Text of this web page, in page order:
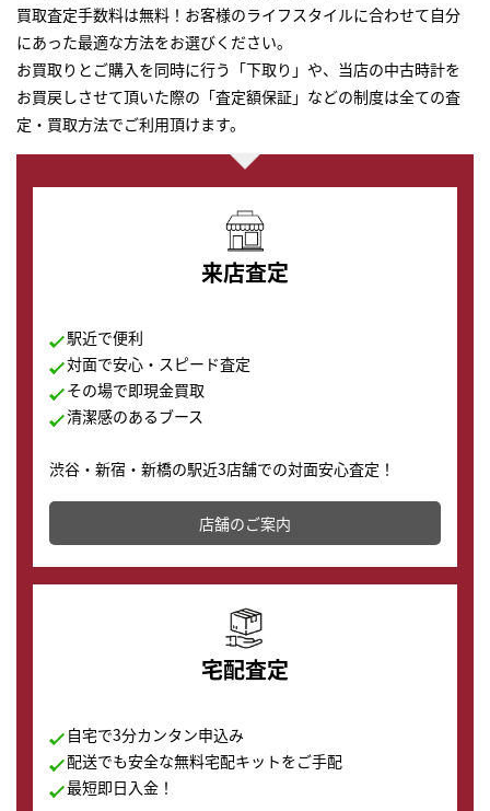
買取査定手数料は無料！お客様のライフスタイルに合わせて自分
にあった最適な方法をお選びください。
お買取りとご購入を同時に行う「下取り」や、当店の中古時計を
お買戻しさせて頂いた際の「査定額保証」などの制度は全ての査
定・買取方法でご利用頂けます。
来店査定
駅近で便利
対面で安心・スピード査定
その場で即現金買取
清潔感のあるブース
渋谷・新宿・新橋の駅近3店舗での対面安心査定！
その場で現金買取致します。渋谷本店では、時計販売の
店舗を併設しており、下取りに出してお得に新しい時計
の購入もできます♪
店舗のご案内
宅配査定
自宅で3分カンタン申込み
配送でも安全な無料宅配キットをご手配
最短即日入金！